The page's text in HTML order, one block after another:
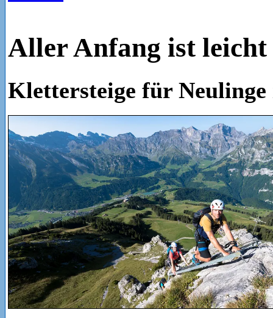
Aller Anfang ist leicht
Klettersteige für Neulinge